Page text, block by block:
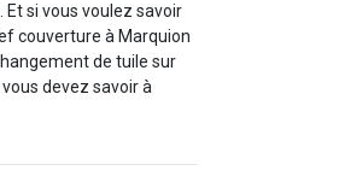
si vous voulez savoir
couverture à Marquion
de tuile sur
devez savoir à